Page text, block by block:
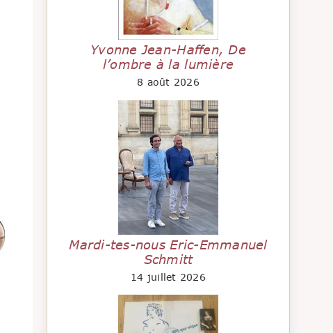
Yvonne Jean-Haffen, De
l’ombre à la lumière
8 août 2026
Mardi-tes-nous Eric-Emmanuel
Schmitt
14 juillet 2026